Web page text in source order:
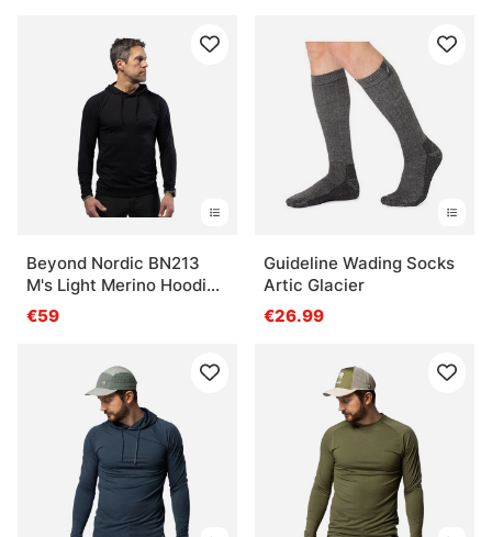
Beyond Nordic BN213
M's Light Merino Hoodie
Onyx Black
€59
Guideline Wading Socks
Artic Glacier
€26.99